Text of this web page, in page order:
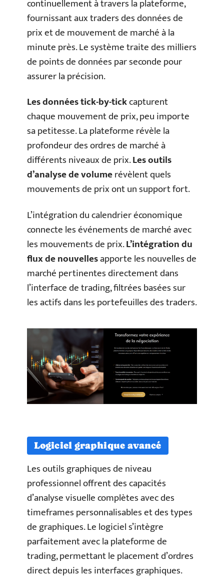
continuellement à travers la plateforme,
fournissant aux traders des données de
prix et de mouvement de marché à la
minute près. Le système traite des milliers
de points de données par seconde pour
assurer la précision.
Les données tick-by-tickcapturent
chaque mouvement de prix, peu importe
sa petitesse. La plateforme révèle la
profondeur des ordres de marché à
différents niveaux de prix.Les outils
d’analyse de volumerévèlent quels
mouvements de prix ont un support fort.
L’intégration du calendrier économique
connecte les événements de marché avec
les mouvements de prix.L’intégration du
flux de nouvellesapporte les nouvelles de
marché pertinentes directement dans
l’interface de trading, filtrées basées sur
les actifs dans les portefeuilles des traders.
Logiciel graphique avancé
Les outils graphiques de niveau
professionnel offrent des capacités
d’analyse visuelle complètes avec des
timeframes personnalisables et des types
de graphiques. Le logiciel s’intègre
parfaitement avec la plateforme de
trading, permettant le placement d’ordres
direct depuis les interfaces graphiques.